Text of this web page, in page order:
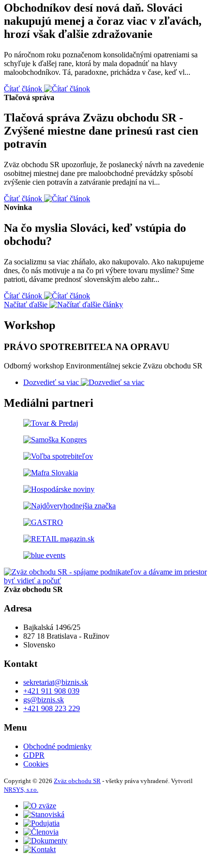
Obchodníkov desí nová daň. Slováci
nakupujú menej a čoraz viac v zľavách,
hrozí však ďalšie zdražovanie
Po náročnom roku poznačenom konsolidačnými opatreniami sa
schyľuje k ďalšej rane, ktorá by mala dopadnúť na hlavy
maloobchodníkov. Tá, paradoxne, prichádza v čase, keď vl...
Čítať článok
Tlačová správa
Tlačová správa Zväzu obchodu SR -
Zvýšené miestne dane prinesú rast cien
potravín
Zväz obchodu SR upozorňuje, že poslanecký návrh na zavedenie
osobitnej miestnej dane pre maloobchodné prevádzky spôsobí
zvýšenie cien potravín a zatváranie predajní na vi...
Čítať článok
Novinka
Na čo myslia Slováci, keď vstúpia do
obchodu?
Za socializmu sa viac zháňalo, ako nakupovalo. Ako nakupujeme
dnes, čo nás motivuje a na čo pri výbere tovaru myslíme? Sme
patrioti, dávame prednosť slovenským alebo zahr...
Čítať článok
Načítať ďalšie
Workshop
PRÁVO SPOTREBITEĽA NA OPRAVU
Odborný workshop Environmentálnej sekcie Zväzu obchodu SR
Dozvedieť sa viac
Mediálni partneri
Zväz obchodu SR
Adresa
Bajkalská 1496/25
827 18 Bratislava - Ružinov
Slovensko
Kontakt
sekretariat@biznis.sk
+421 911 908 039
gs@biznis.sk
+421 908 223 229
Menu
Obchodné podmienky
GDPR
Cookies
Copyright © 2026 Zväz obchodu SR - všetky práva vyhradené. Vytvoril
NRSYS, s.r.o.